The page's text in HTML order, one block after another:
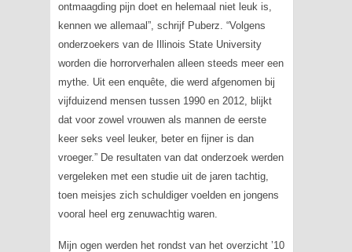
ontmaagding pijn doet en helemaal niet leuk is,
kennen we allemaal”, schrijf Puberz. “Volgens
onderzoekers van de Illinois State University
worden die horrorverhalen alleen steeds meer een
mythe. Uit een enquête, die werd afgenomen bij
vijfduizend mensen tussen 1990 en 2012, blijkt
dat voor zowel vrouwen als mannen de eerste
keer seks veel leuker, beter en fijner is dan
vroeger.” De resultaten van dat onderzoek werden
vergeleken met een studie uit de jaren tachtig,
toen meisjes zich schuldiger voelden en jongens
vooral heel erg zenuwachtig waren.
Mijn ogen werden het rondst van het overzicht ’10